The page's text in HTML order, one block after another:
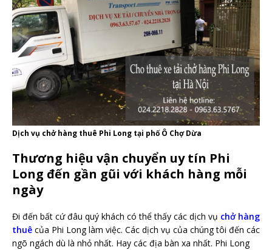
Dịch vụ chở hàng thuê Phi Long tại phố Ô Chợ Dừa
Thương hiệu vận chuyển uy tín Phi
Long đến gần gũi với khách hàng mỗi
ngày
Đi đến bất cứ đâu quý khách có thể thấy các dịch vụ chở hàng
thuê của Phi Long làm việc. Các dịch vụ của chúng tôi đến các
ngõ ngách dù là nhỏ nhất. Hay các địa bàn xa nhất. Phi Long